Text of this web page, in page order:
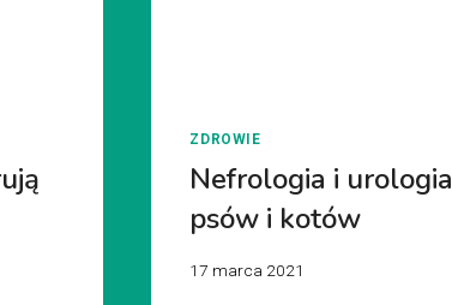
ZDROWIE
Nefrologia i urologia
psów i kotów
17 marca 2021